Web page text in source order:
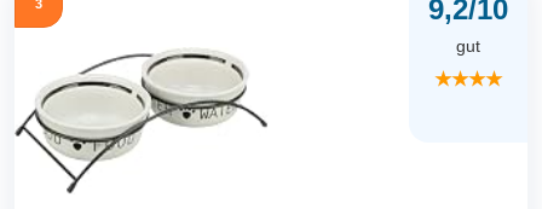
3 9,2/10
gut
★★★★